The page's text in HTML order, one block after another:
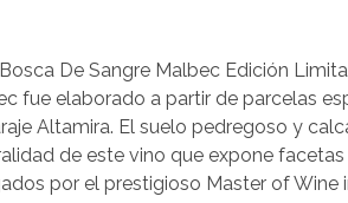
De Sangre Malbec Edición
fue elaborado a partir de parcelas
Altamira. El suelo pedregoso y
de este vino que expone
por el prestigioso Master of Wine